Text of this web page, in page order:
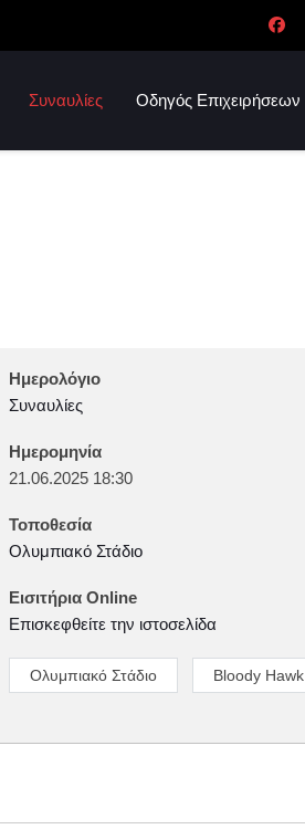
Συναυλίες Οδηγός Επιχειρήσεων
Ημερολόγιο
Συναυλίες
Ημερομηνία
21.06.2025 18:30
Τοποθεσία
Ολυμπιακό Στάδιο
Εισιτήρια Online
Επισκεφθείτε την ιστοσελίδα
Ολυμπιακό Στάδιο Bloody Hawk